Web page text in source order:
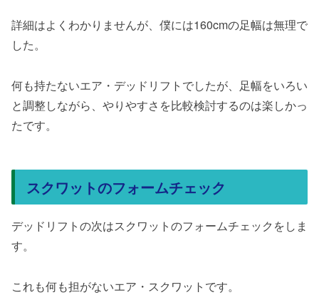
詳細はよくわかりませんが、僕には160cmの足幅は無理で
した。
何も持たないエア・デッドリフトでしたが、足幅をいろい
と調整しながら、やりやすさを比較検討するのは楽しかっ
たです。
スクワットのフォームチェック
デッドリフトの次はスクワットのフォームチェックをしま
す。
これも何も担がないエア・スクワットです。